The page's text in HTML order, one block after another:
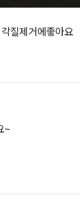
질제거에좋아요
~